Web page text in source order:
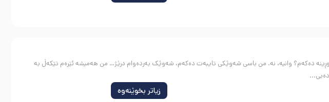
وڕینە دەکەم؟ وانیە، نە. من باسی شەوێکی تایبەت دەکەم، شەوێک بەردەوام درێژ… من هەمیشە ئێرەم تێکەڵ بە
زیاتر بخوێنەوە